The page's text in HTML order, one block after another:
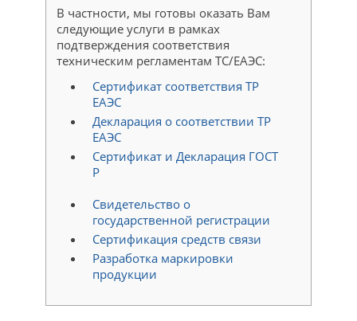
В частности, мы готовы оказать Вам
следующие услуги в рамках
подтверждения соответствия
техническим регламентам ТС/ЕАЭС:
Сертификат соответствия ТР
ЕАЭС
Декларация о соответствии ТР
ЕАЭС
Сертификат и Декларация ГОСТ
Р
Свидетельство о
государственной регистрации
Сертификация средств связи
Разработка маркировки
продукции